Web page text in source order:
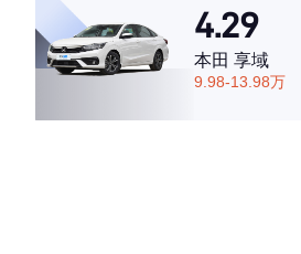
4.29
本田 享域
9.98-13.98万